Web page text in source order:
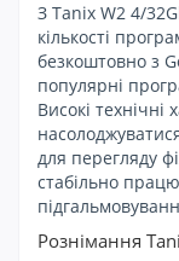
З Tanix W2 4/
кількості
безкоштовно з
популярні
Високі
для перегляду
стабільно
Рознімання